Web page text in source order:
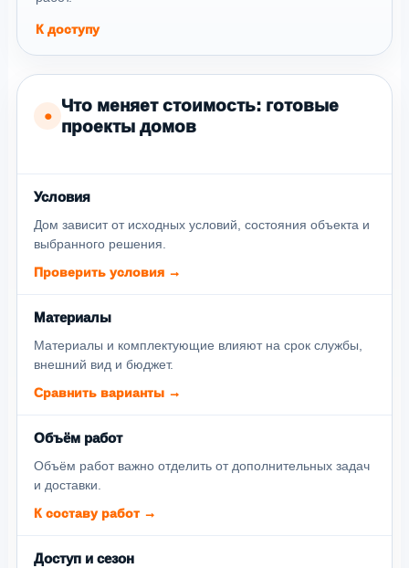
К доступу
●
Что меняет стоимость: готовые
проекты домов
Условия
Дом зависит от исходных условий, состояния объекта и
выбранного решения.
Проверить условия →
Материалы
Материалы и комплектующие влияют на срок службы,
внешний вид и бюджет.
Сравнить варианты →
Объём работ
Объём работ важно отделить от дополнительных задач
и доставки.
К составу работ →
Доступ и сезон